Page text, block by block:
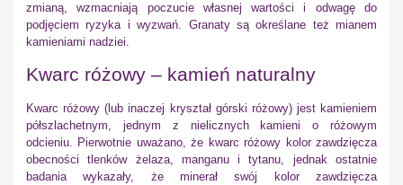
zmianą, wzmacniają poczucie własnej wartości i odwagę do
podjęciem ryzyka i wyzwań. Granaty są określane też mianem
kamieniami nadziei.
Kwarc różowy – kamień naturalny
Kwarc różowy (lub inaczej kryształ górski różowy) jest kamieniem
półszlachetnym, jednym z nielicznych kamieni o różowym
odcieniu. Pierwotnie uważano, że kwarc różowy kolor zawdzięcza
obecności tlenków żelaza, manganu i tytanu, jednak ostatnie
badania wykazały, że minerał swój kolor zawdzięcza